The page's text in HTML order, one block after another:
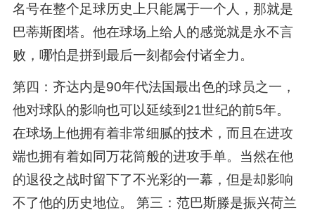
名号在整个足球历史上只能属于一个人，那就是
巴蒂斯图塔。他在球场上给人的感觉就是永不言
败，哪怕是拼到最后一刻都会付诸全力。
第四：齐达内是90年代法国最出色的球员之一，
他对球队的影响也可以延续到21世纪的前5年。
在球场上他拥有着非常细腻的技术，而且在进攻
端也拥有着如同万花筒般的进攻手单。当然在他
的退役之战时留下了不光彩的一幕，但是却影响
不了他的历史地位。 第三：范巴斯滕是振兴荷兰